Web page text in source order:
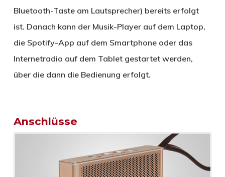
Bluetooth-Taste am Lautsprecher) bereits erfolgt
ist. Danach kann der Musik-Player auf dem Laptop,
die Spotify-App auf dem Smartphone oder das
Internetradio auf dem Tablet gestartet werden,
über die dann die Bedienung erfolgt.
Anschlüsse